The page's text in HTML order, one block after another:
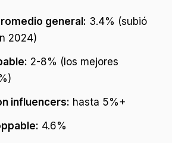
general: 3.4% (subió
2024)
2-8% (los mejores
influencers: hasta 5%+
4.6%